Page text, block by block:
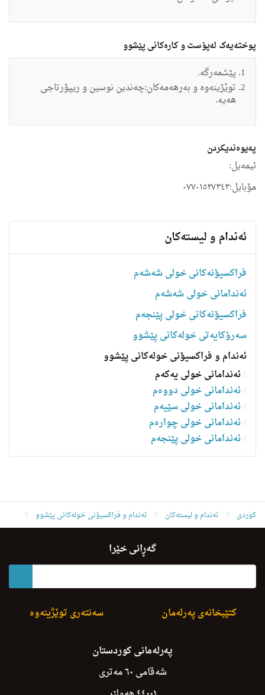
پوختەیەک لەپۆست و کارەکانی پێشوو
پێشمەرگە.
توێژینەوە و بەرهەمەکان:چەندین نوسین و ریپۆرتاجی
هەیە.
په‌یوه‌ندیكردن
ئیمه‌یل:
مۆبایل:٠٧٧٠١٥٢٧٣٤٣
ئه‌ندام و لیسته‌كان
فراکسیۆنەکانی خولی شەشەم
ئەندامانی خولی شەشەم
فراکسیۆنەکانی خولی پێنجەم
سه‌رۆكایه‌تی خولەکانی پێشوو
ئەندام و فراکسیۆنی خولەکانی پێشوو
ئەندامانی خولی یەکەم
ئەندامانی خولی دووەم
ئەندامانی خولی سێیەم
ئەندامانی خولی چوارەم
ئه‌ندامانی خولی پێنجەم
کوردی ئه‌ندام و لیسته‌كان ئەندام و فراکسیۆنی خولەکانی پێشوو
به‌كر حاجى سه‌فه‌ر غولام
گەڕانی خێرا
سەنتەری توێژینەوە کتێبخانەی پەرلەمان
پەرلەمانی کوردستان
شەقامی ٦٠ مەتری